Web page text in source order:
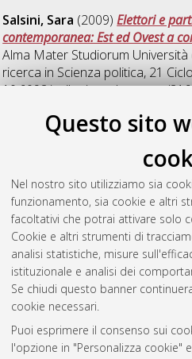
Questo sito
Nel nostro sito utilizziamo sia
funzionamento, sia cookie e altri
facoltativi che potrai attivare solo
Cookie e altri strumenti di
analisi statistiche, misure
istituzionale e analisi dei
Se chiudi questo banner
cookie necessari.
Puoi esprimere il consenso sui
l'opzione in "Personalizza cookie"
Salsini, Sara (2009)Elettori e
contemporanea: Est ed Ovest a
Alma Mater Studiorum
ricerca inScienza politica, 21
10.6092/unibo/amsdottorato/
Tabarelli, Marco(2009)Le
anni 2000: mutamento di
dell'incisività politica dei giudici,
Mater Studiorum Università di
Scienza politica , 21 Ciclo. DOI
10.6092/unibo/amsdottorato/
Questa lista e' stata
Atom
Rss 1.0